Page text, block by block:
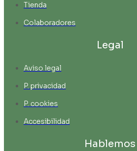
Tienda
Colaboradores
Legal
Aviso legal
P. privacidad
P. cookies
Accesibilidad
Hablemos